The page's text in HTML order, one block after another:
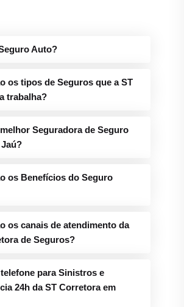
Auto?
os tipos de Seguros que a ST
trabalha?
Seguradora de Seguro
os Benefícios do Seguro
os canais de atendimento da
de Seguros?
para Sinistros e
24h da ST Corretora em